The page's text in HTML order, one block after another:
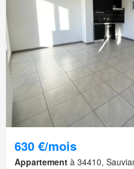
630 €/mois
Appartement à 34410,